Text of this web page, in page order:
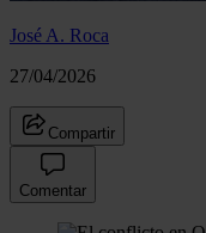
José A. Roca
27/04/2026
Compartir
Comentar